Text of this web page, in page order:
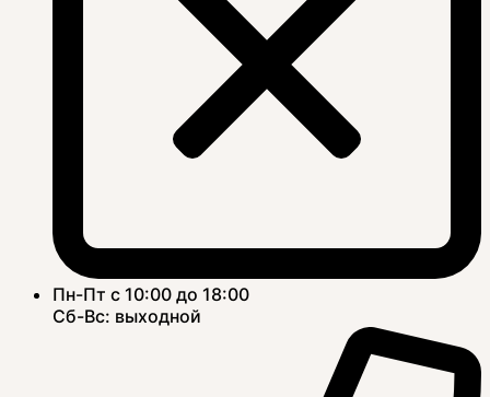
Пн-Пт с 10:00 до 18:00
Сб-Вс: выходной